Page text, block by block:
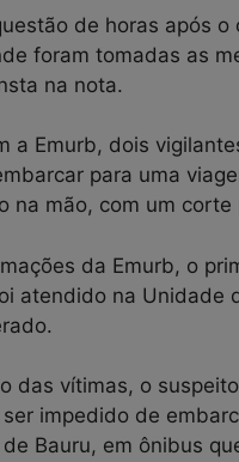
de horas após
foram tomadas as
na nota.
a Emurb, dois
para uma
na mão, com um
da Emurb, o
atendido na Unidade
das vítimas, o
impedido de
Bauru, em ônibus